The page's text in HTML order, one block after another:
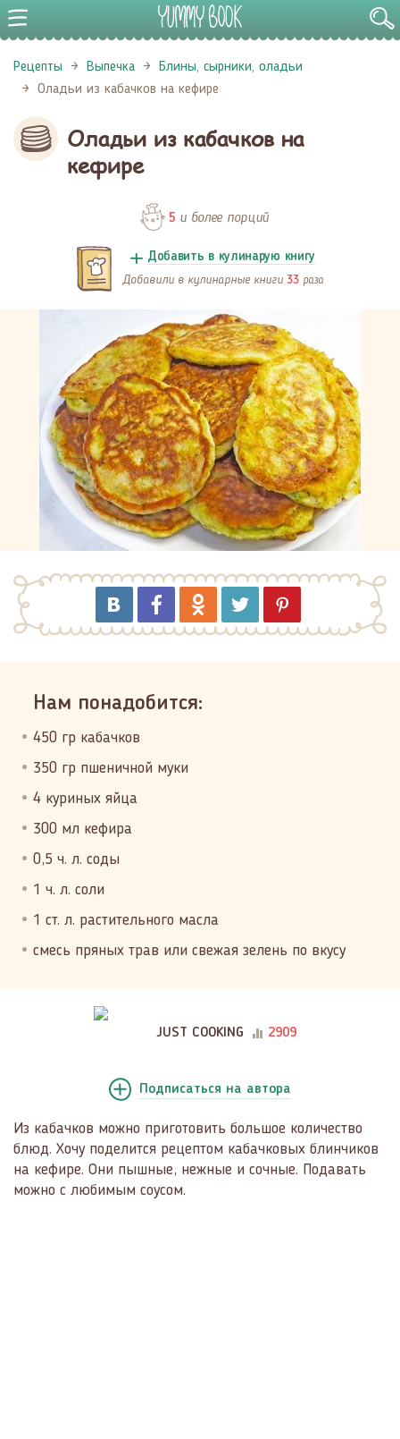
Рецепты Выпечка
Блины, сырники, оладьи
Оладьи из кабачков на кефире
Оладьи из кабачков на
кефире
5 и более порций
Добавить в кулинарую книгу
Добавили в кулинарные книги 33 раза
Нам понадобится:
450 гр кабачков
350 гр пшеничной муки
4 куриных яйца
300 мл кефира
0,5 ч. л. соды
1 ч. л. соли
1 ст. л. растительного масла
смесь пряных трав или свежая зелень по вкусу
JUST COOKING 2909
Подписаться на автора
Из кабачков можно приготовить большое количество
блюд. Хочу поделится рецептом кабачковых блинчиков
на кефире. Они пышные, нежные и сочные. Подавать
можно с любимым соусом.